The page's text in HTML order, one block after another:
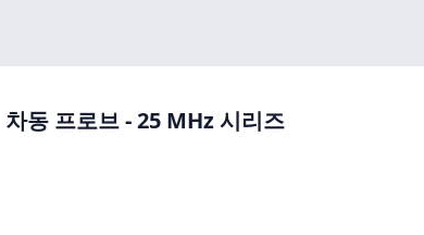
차동 프로브 - 25 MHz 시리즈